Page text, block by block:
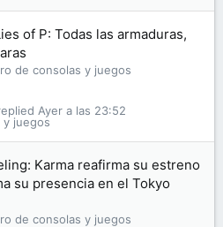
of P: Todas las armaduras,
de consolas y juegos
y juegos
Ayer a las 23:52
Karma reafirma su estreno
su presencia en el Tokyo
de consolas y juegos